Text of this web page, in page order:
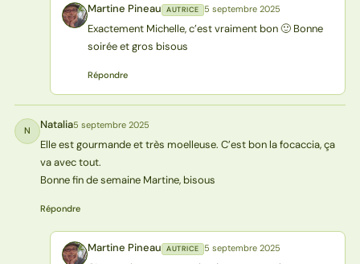
MP Martine Pineau AUTRICE 5 septembre 2025
Exactement Michelle, c’est vraiment bon 🙂 Bonne
soirée et gros bisous
Répondre
N Natalia5 septembre 2025
Elle est gourmande et très moelleuse. C’est bon la focaccia, ça
va avec tout.
Bonne fin de semaine Martine, bisous
Répondre
MP Martine Pineau AUTRICE 5 septembre 2025